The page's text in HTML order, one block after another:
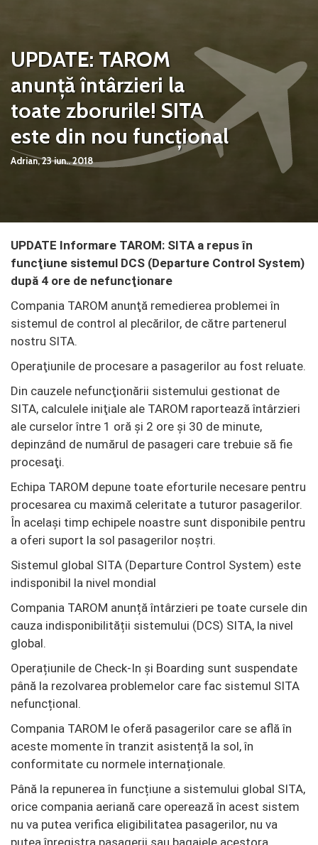
UPDATE: TAROM
anunță întârzieri la
toate zborurile! SITA
este din nou funcțional
Adrian,23 iun.. 2018
UPDATE Informare TAROM: SITA a repus în
funcţiune sistemul DCS (Departure Control System)
după 4 ore de nefuncţionare
Compania TAROM anunţă remedierea problemei în
sistemul de control al plecărilor, de către partenerul
nostru SITA.
Operaţiunile de procesare a pasagerilor au fost reluate.
Din cauzele nefuncţionării sistemului gestionat de
SITA, calculele iniţiale ale TAROM raportează întârzieri
ale curselor între 1 oră şi 2 ore şi 30 de minute,
depinzând de numărul de pasageri care trebuie să fie
procesaţi.
Echipa TAROM depune toate eforturile necesare pentru
procesarea cu maximă celeritate a tuturor pasagerilor.
În acelaşi timp echipele noastre sunt disponibile pentru
a oferi suport la sol pasagerilor noştri.
Sistemul global SITA (Departure Control System) este
indisponibil la nivel mondial
Compania TAROM anunță întârzieri pe toate cursele din
cauza indisponibilității sistemului (DCS) SITA, la nivel
global.
Operațiunile de Check-In și Boarding sunt suspendate
până la rezolvarea problemelor care fac sistemul SITA
nefuncțional.
Compania TAROM le oferă pasagerilor care se află în
aceste momente în tranzit asistență la sol, în
conformitate cu normele internaționale.
Până la repunerea în funcțiune a sistemului global SITA,
orice compania aeriană care operează în acest sistem
nu va putea verifica eligibilitatea pasagerilor, nu va
putea înregistra pasagerii sau bagajele acestora.